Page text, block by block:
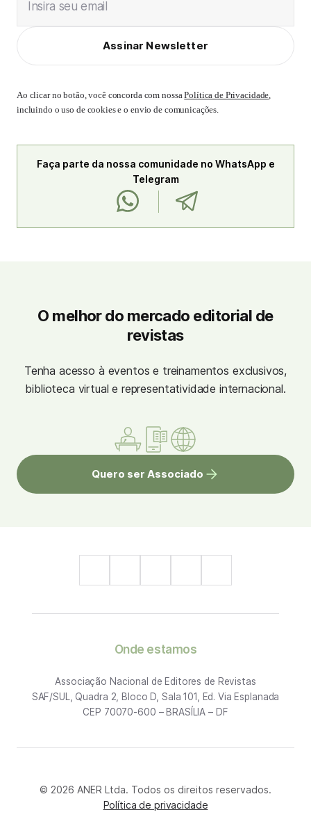
Insira seu email
Assinar Newsletter
Ao clicar no botão, você concorda com nossaPolítica de Privacidade,
incluindo o uso de cookies e o envio de comunicações.
Faça parte da nossa comunidade no WhatsApp e
Telegram
O melhor do mercado editorial de
revistas
Tenha acesso à eventos e treinamentos exclusivos,
biblioteca virtual e representatividade internacional.
Quero ser Associado
Onde estamos
Associação Nacional de Editores de Revistas
SAF/SUL, Quadra 2, Bloco D, Sala 101, Ed. Via Esplanada
CEP 70070-600 – BRASÍLIA – DF
© 2026 ANER Ltda. Todos os direitos reservados.
Política de privacidade